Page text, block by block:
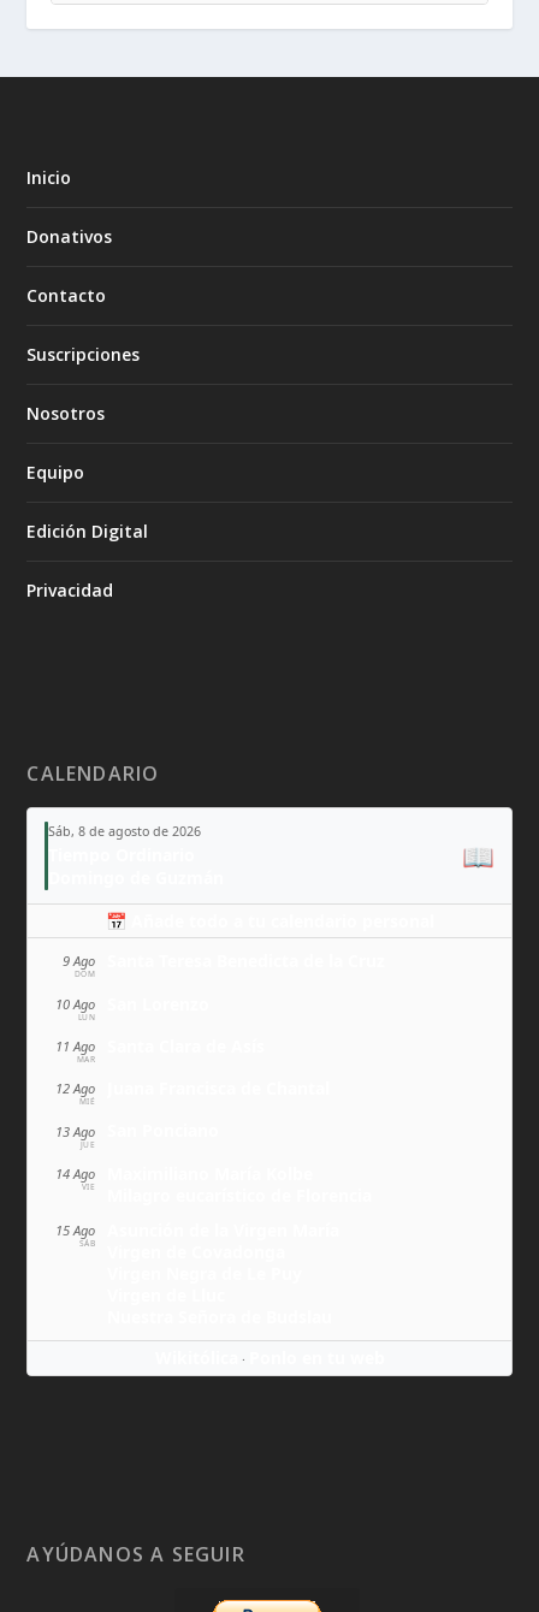
Inicio
Donativos
Contacto
Suscripciones
Nosotros
Equipo
Edición Digital
Privacidad
CALENDARIO
Sáb, 8 de agosto de 2026
📖
📅 Añade todo a tu calendario personal
9 Ago
DOM
10 Ago
LUN
11 Ago
MAR
12 Ago
MIÉ
13 Ago
JUE
14 Ago
VIE
15 Ago
SÁB
·
AYÚDANOS A SEGUIR